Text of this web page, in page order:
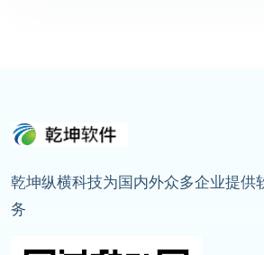
乾坤纵横科技为国内外众多企业提供
务